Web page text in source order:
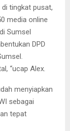
tingkat pusat,
media online
Sumsel
DPD
“ucap Alex.
menyiapkan
sebagai
tepat